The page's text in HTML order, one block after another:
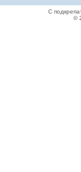
С
©